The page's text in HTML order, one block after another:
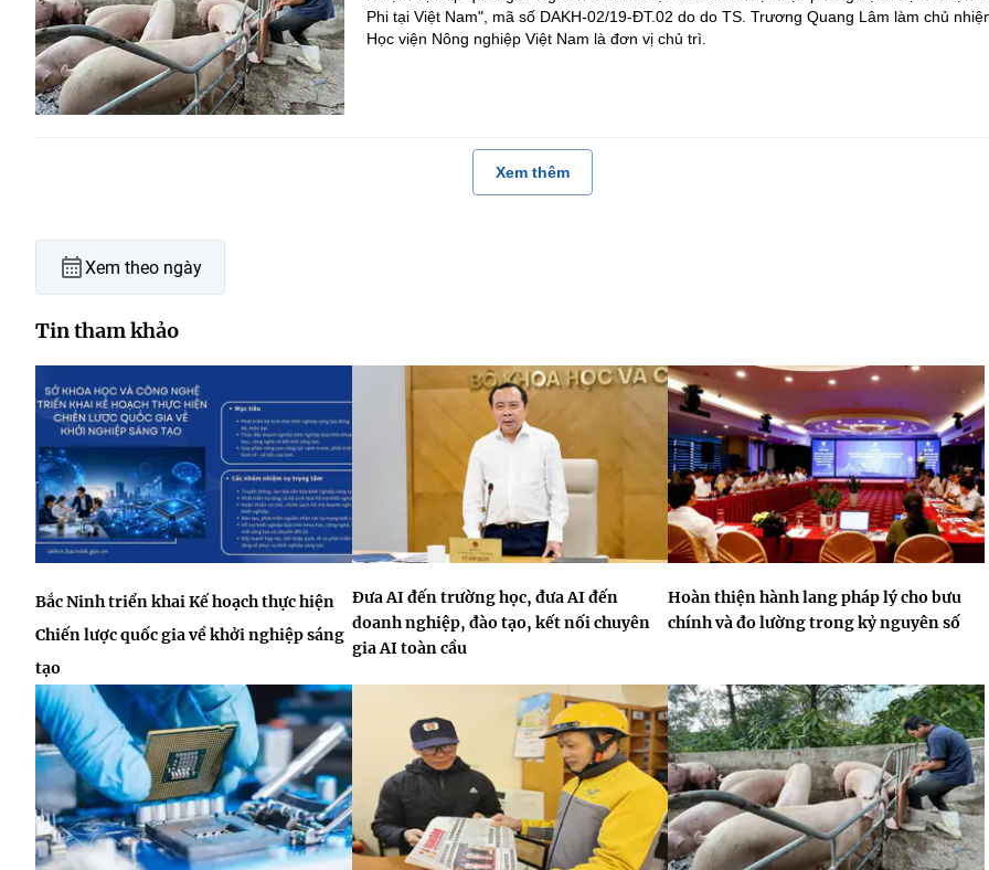
Phi tại Việt Nam", mã số DAKH-02/19-ĐT.02 do do TS. Trương Quang Lâm làm chủ
Học viện Nông nghiệp Việt Nam là đơn vị chủ trì.
Xem thêm
Xem theo ngày
Tin tham khảo
Bắc Ninh triển khai Kế hoạch thực hiện
Chiến lược quốc gia về khởi nghiệp sáng
tạo
Đưa AI đến trường học, đưa AI đến
doanh nghiệp, đào tạo, kết nối chuyên
gia AI toàn cầu
Hoàn thiện hành lang pháp lý cho bưu
chính và đo lường trong kỷ nguyên số